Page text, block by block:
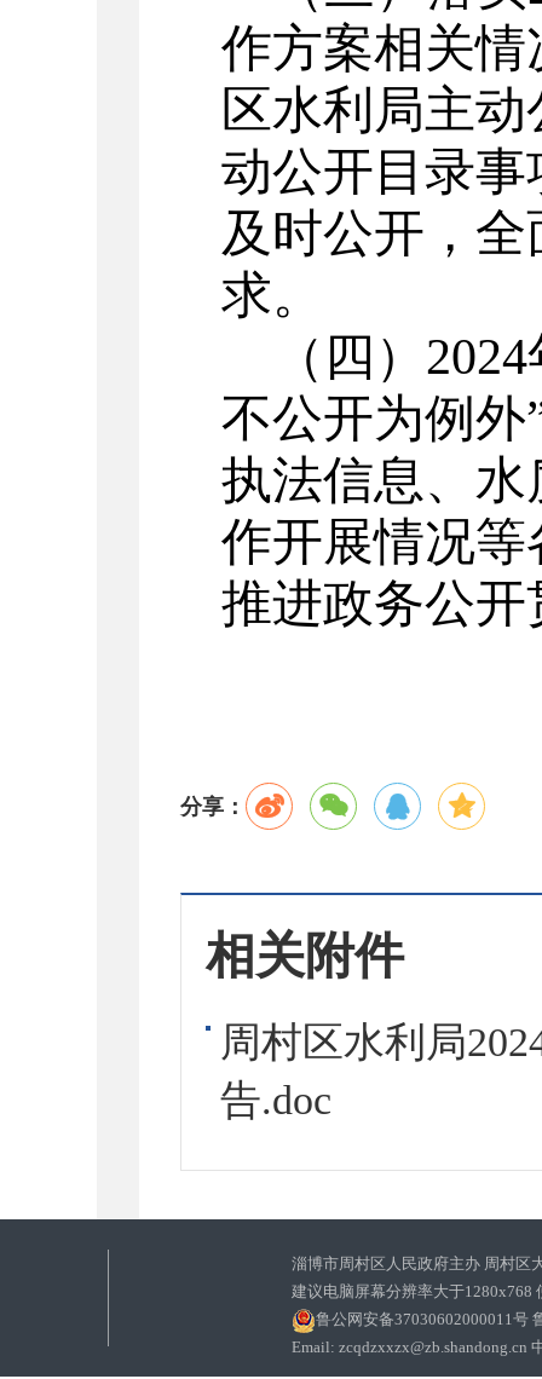
作方案相关情
区水利局主
动公开目录
及时公开，
求。
（四） 2024
不公开为例外
执法信息、
作开展情况
推进政务公
分享：
相关附件
周村区水利局
告.doc
淄博市周村区人民政府主办 周村区
建议电脑屏幕分辨率大于1280x768
鲁公网安备37030602000011号
Email: zcqdzxxzx@zb.shandong.cn